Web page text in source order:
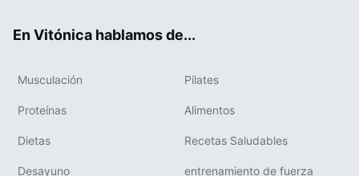
En Vitónica hablamos de...
Musculación Pilates
Proteínas Alimentos
Dietas Recetas Saludables
Desayuno entrenamiento de fuerza